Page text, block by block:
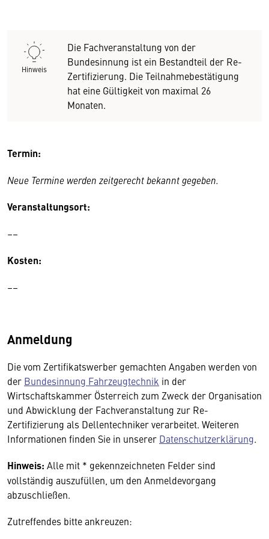
Hinweis
Die Fachveranstaltung von der
Bundesinnung ist ein Bestandteil der Re-
Zertifizierung. Die Teilnahmebestätigung
hat eine Gültigkeit von maximal 26
Monaten.
Termin:
Neue Termine werden zeitgerecht bekannt gegeben.
Veranstaltungsort:
––
Kosten:
––
Anmeldung
Die vom Zertifikatswerber gemachten Angaben werden von
der Bundesinnung Fahrzeugtechnik in der
Wirtschaftskammer Österreich zum Zweck der Organisation
und Abwicklung der Fachveranstaltung zur Re-
Zertifizierung als Dellentechniker verarbeitet. Weiteren
Informationen finden Sie in unserer Datenschutzerklärung.
Hinweis: Alle mit * gekennzeichneten Felder sind
vollständig auszufüllen, um den Anmeldevorgang
abzuschließen.
Zutreffendes bitte ankreuzen: